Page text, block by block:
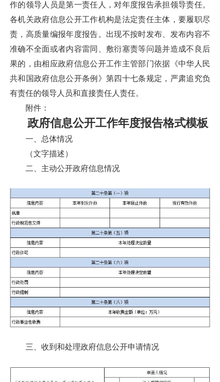
作的领导人员是第一责任人，对年度报告承担领导责任。
各机关政府信息公开工作机构是法定责任主体，要履职尽
责，高质量编报年度报告。出现不按时发布、发布内容不
准确不全面或者内容雷同、敷衍塞责等问题并造成不良后
果的，由相应政府信息公开工作主管部门依据《中华人民
共和国政府信息公开条例》第四十七条规定，严肃追究负
有责任的领导人员和直接责任人责任。
附件：
政府信息公开工作年度报告格式模板
一、总体情况
（文字描述）
二、主动公开政府信息情况
三、收到和处理政府信息公开申请情况